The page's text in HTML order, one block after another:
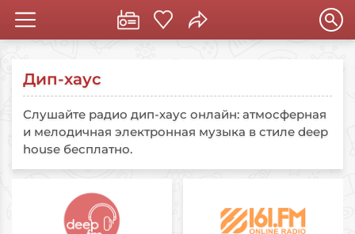
Дип-хаус
Слушайте радио дип-хаус онлайн: атмосферная
и мелодичная электронная музыка в стиле deep
house бесплатно.